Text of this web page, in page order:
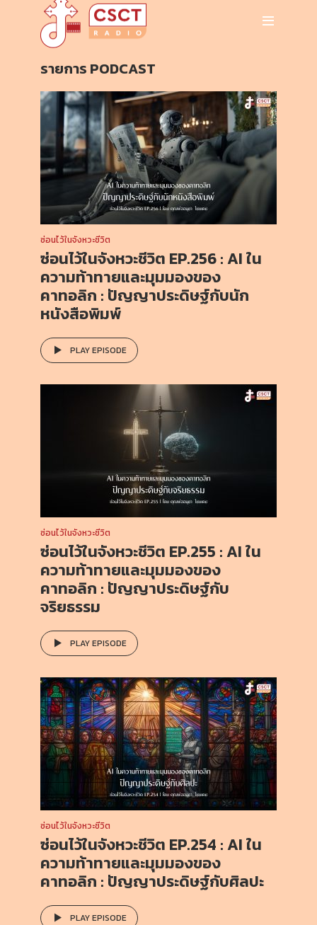
รายการ PODCAST
ซ่อนไว้ในจังหวะชีวิต
ซ่อนไว้ในจังหวะชีวิต EP.256 : AI ใน
ความท้าทายและมุมมองของ
คาทอลิก : ปัญญาประดิษฐ์กับนัก
หนังสือพิมพ์
PLAY EPISODE
ซ่อนไว้ในจังหวะชีวิต
ซ่อนไว้ในจังหวะชีวิต EP.255 : AI ใน
ความท้าทายและมุมมองของ
คาทอลิก : ปัญญาประดิษฐ์กับ
จริยธรรม
PLAY EPISODE
ซ่อนไว้ในจังหวะชีวิต
ซ่อนไว้ในจังหวะชีวิต EP.254 : AI ใน
ความท้าทายและมุมมองของ
คาทอลิก : ปัญญาประดิษฐ์กับศิลปะ
PLAY EPISODE